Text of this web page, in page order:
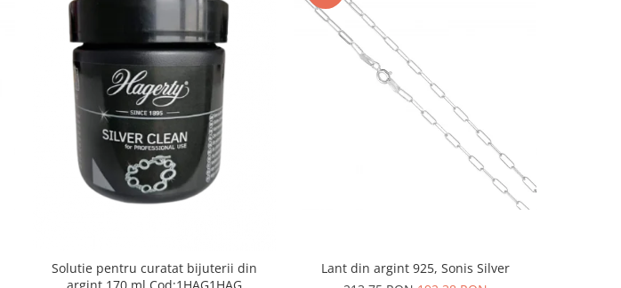
Solutie pentru curatat bijuterii din
Lant din argint 925, Sonis Silver